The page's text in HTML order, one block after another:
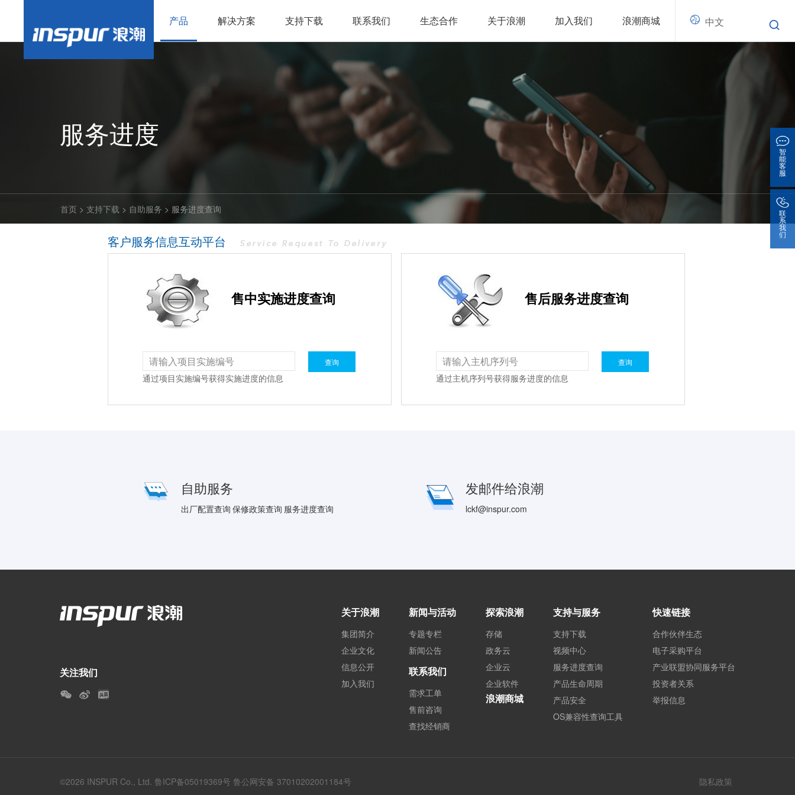
产品 解决方案 支持下载 联系我们 生态合作 关于浪潮 加入我们 浪潮商城 中文
服务进度
首页> 支持下载 > 自助服务 > 服务进度查询
客户服务信息互动平台
售中实施进度查询
通过项目实施编号获得实施进度的信息
售后服务进度查询
通过主机序列号获得服务进度的信息
自助服务
出厂配置查询 保修政策查询 服务进度查询
发邮件给浪潮
lckf@inspur.com
关注我们
关于浪潮
集团简介
企业文化
信息公开
加入我们
新闻与活动
专题专栏
新闻公告
联系我们
需求工单
售前咨询
查找经销商
探索浪潮
存储
政务云
企业云
企业软件
浪潮商城
支持与服务
支持下载
视频中心
服务进度查询
产品生命周期
产品安全
OS兼容性查询工具
快速链接
合作伙伴生态
电子采购平台
产业联盟协同服务平台
投资者关系
举报信息
隐私政策
©2026 INSPUR Co., Ltd. 鲁ICP备05019369号 鲁公网安备 37010202001184号
智
能
客
服
联
系
我
们